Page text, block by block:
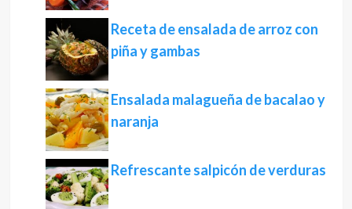
Receta de ensalada de arroz con
piña y gambas
Ensalada malagueña de bacalao y
naranja
Refrescante salpicón de verduras